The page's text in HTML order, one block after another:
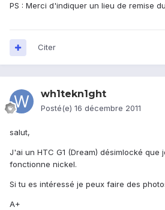
PS : Merci d'indiquer un lieu de remise
Citer
wh1tekn1ght
Posté(e) 16 décembre 2011
salut,
J'ai un HTC G1 (Dream) désimlocké que
fonctionne nickel.
Si tu es intéressé je peux faire des
A+